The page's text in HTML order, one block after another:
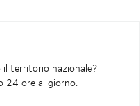
territorio nazionale?
24 ore al giorno.